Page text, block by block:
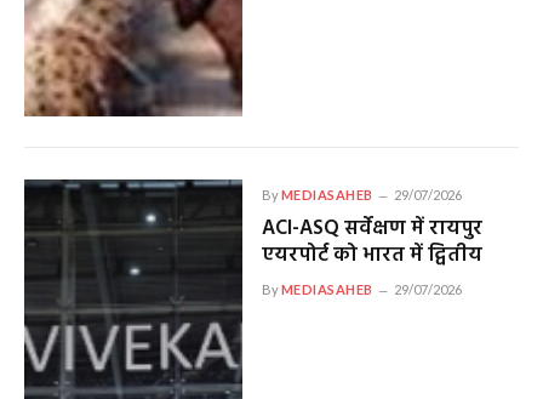
ByMEDIASAHEB 29/07/2026
ACI-ASQ सर्वेक्षण में रायपुर
एयरपोर्ट को भारत में द्वितीय
ByMEDIASAHEB 29/07/2026